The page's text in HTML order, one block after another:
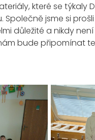
které se týkaly
jsme si
důležité a nikdy
bude připomínat